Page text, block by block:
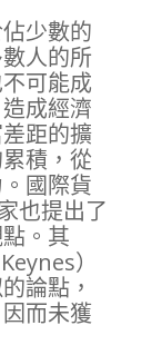
少數的
人的所
可能成
成經濟
距的擴
積，從
國際貨
也提出了
。其
）
論點，
而未獲